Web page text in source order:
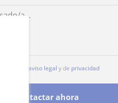
aviso legal y de privacidad
Contactar ahora